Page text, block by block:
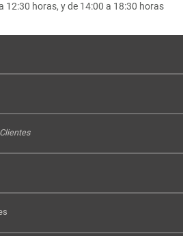
12:30 horas, y de 14:00 a 18:30 horas